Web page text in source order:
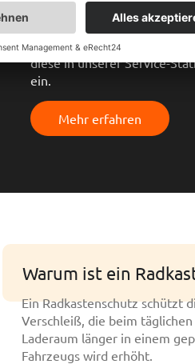
Zusätzlich verwandeln wir
Nehmen Sie persönlichen
planen Ihre
diese in unserer Service-
ein.
Mehr erfahren
Warum ist ein
Ein Radkastenschutz schützt
Verschleiß, die beim
Laderaum länger in einem
Fahrzeugs wird erhöht.